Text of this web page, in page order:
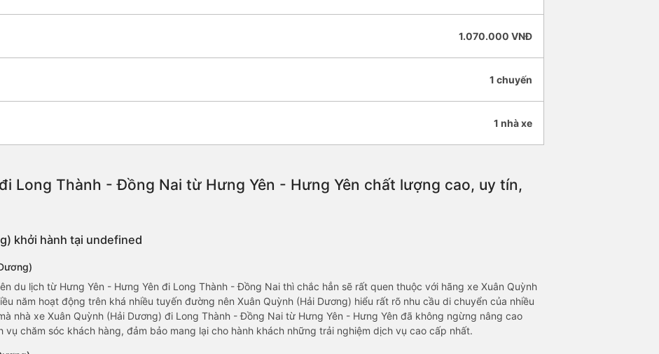
1.070.000 VNĐ
1 chuyến
1 nhà xe
Long Thành - Đồng Nai từ Hưng Yên - Hưng Yên chất lượng cao, uy tín,
khởi hành tại undefined
du lịch từ Hưng Yên - Hưng Yên đi Long Thành - Đồng Nai thì chắc hẳn sẽ rất quen thuộc với hãng xe Xuân Quỳnh
năm hoạt động trên khá nhiều tuyến đường nên Xuân Quỳnh (Hải Dương) hiểu rất rõ nhu cầu di chuyển của nhiều
nhà xe Xuân Quỳnh (Hải Dương) đi Long Thành - Đồng Nai từ Hưng Yên - Hưng Yên đã không ngừng nâng cao
vụ chăm sóc khách hàng, đảm bảo mang lại cho hành khách những trải nghiệm dịch vụ cao cấp nhất.